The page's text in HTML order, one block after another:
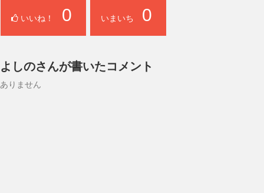
いいね！ 0 いまいち 0
よしのさんが書いたコメント
ありません